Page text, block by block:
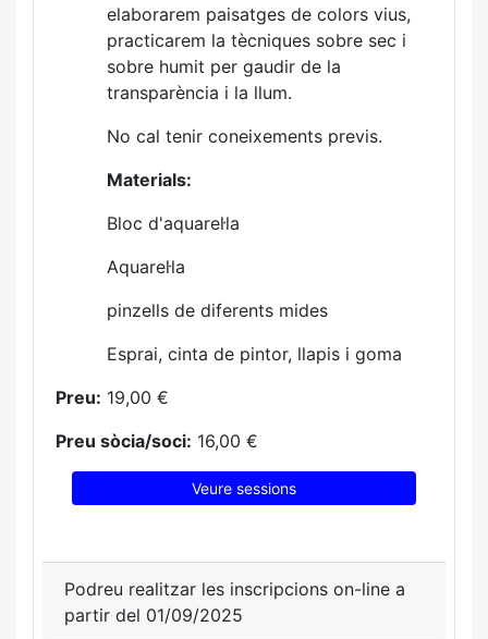
elaborarem paisatges de colors vius,
practicarem la tècniques sobre sec i
sobre humit per gaudir de la
transparència i la llum.
No cal tenir coneixements previs.
Materials:
Bloc d'aquarel·la
Aquarel·la
pinzells de diferents mides
Esprai, cinta de pintor, llapis i goma
Preu: 19,00 €
Preu sòcia/soci: 16,00 €
Veure sessions
Podreu realitzar les inscripcions on-line a
partir del 01/09/2025